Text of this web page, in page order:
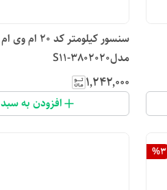
مدلS11-3802020
۱٬۲۴۲٬۰۰۰
افزودن به سبد
%3